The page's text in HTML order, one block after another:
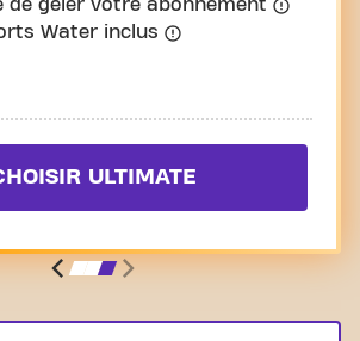
de geler votre abonnement
Water inclus
ULTIMATE